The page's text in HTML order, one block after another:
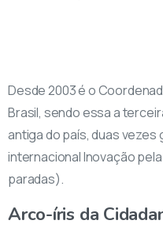
Desde 2003 é o
Brasil, sendo essa a
antiga do país, duas vezes
internacional Inovação
paradas).
Arco-íris da